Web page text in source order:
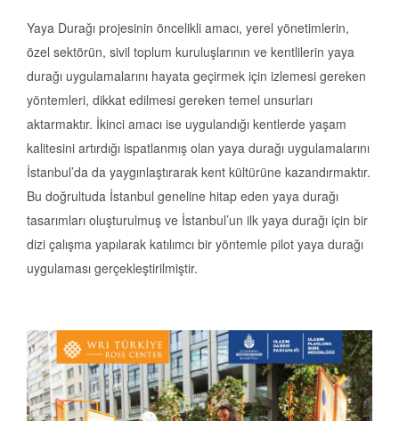
Yaya Durağı projesinin öncelikli amacı, yerel yönetimlerin,
özel sektörün, sivil toplum kuruluşlarının ve kentlilerin yaya
durağı uygulamalarını hayata geçirmek için izlemesi gereken
yöntemleri, dikkat edilmesi gereken temel unsurları
aktarmaktır. İkinci amacı ise uygulandığı kentlerde yaşam
kalitesini artırdığı ispatlanmış olan yaya durağı uygulamalarını
İstanbul’da da yaygınlaştırarak kent kültürüne kazandırmaktır.
Bu doğrultuda İstanbul geneline hitap eden yaya durağı
tasarımları oluşturulmuş ve İstanbul’un ilk yaya durağı için bir
dizi çalışma yapılarak katılımcı bir yöntemle pilot yaya durağı
uygulaması gerçekleştirilmiştir.